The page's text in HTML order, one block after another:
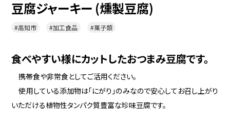
豆腐ジャーキー (燻製豆腐)
#高知市 #加工食品 #菓子類
食べやすい様にカットしたおつまみ豆腐です。
携帯食や非常食としてご活用ください。
使用している添加物は「にがり」のみなので安心してお召し上がり
いただける植物性タンパク質豊富な珍味豆腐です。